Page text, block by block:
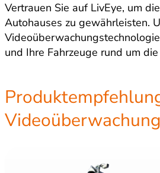
Vertrauen Sie auf LivEye, um
Autohauses zu gewährleisten.
und Ihre Fahrzeuge rund um die